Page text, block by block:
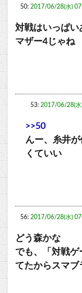
50: 2017/06/28(水)
対戦はいっぱい
マザー4じゃね
53: 2017/06/28(水
>>50
んー、糸井
くていい
56: 2017/06/28(水)
どう森かな
でも、「対戦ゲ
てたからスマブ